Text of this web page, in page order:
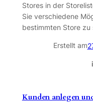
Stores in der
Sie verschiedene
bestimmten Store
Erstellt am
Kunden anlegen